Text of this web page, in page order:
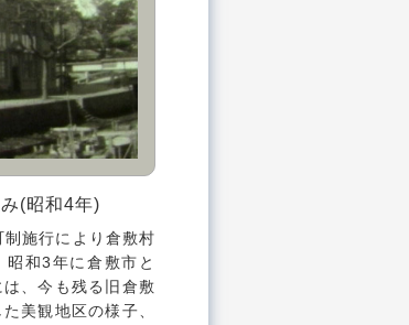
(昭和4年)
施行により倉敷村
和3年に倉敷市と
、今も残る旧倉敷
美観地区の様子、